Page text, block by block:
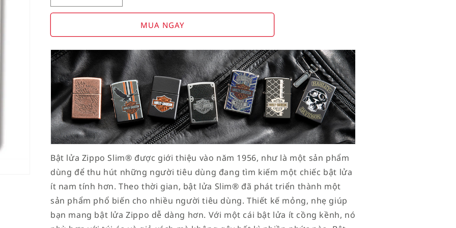
quantity
American
Stamp
on
Flag
quantity
American
Stamp
on
Flag
MUA NGAY
Bật lửa Zippo Slim® được giới thiệu vào năm 1956, như là một sản phẩm
dùng để thu hút những người tiêu dùng đang tìm kiếm một chiếc bật lửa
ít nam tính hơn. Theo thời gian, bật lửa Slim® đã phát triển thành một
sản phẩm phổ biến cho nhiều người tiêu dùng. Thiết kế mỏng, nhẹ giúp
bạn mang bật lửa Zippo dễ dàng hơn. Với một cái bật lửa ít cồng kềnh, nó